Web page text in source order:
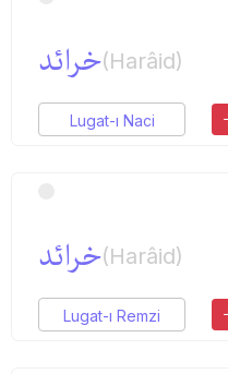
خرائد(Harâid)
Lugat-ı Naci
خرائد(Harâid)
Lugat-ı Remzi